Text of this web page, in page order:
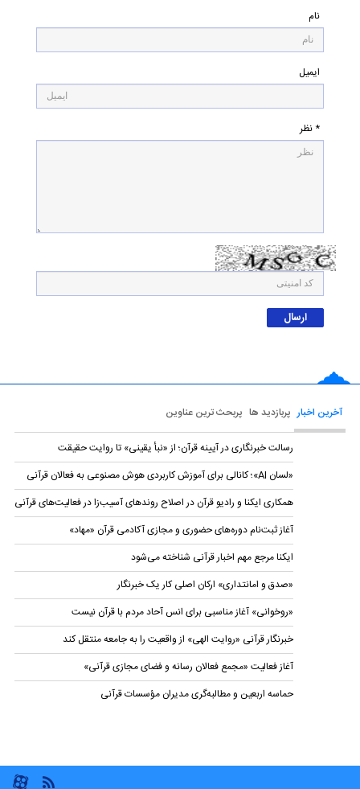
نام
ایمیل
* نظر
آخرین اخبار پربازدید ها پربحث ترین عناوین
رسالت خبرنگاری در آیینه قرآن؛ از «نبأ یقینی» تا روایت حقیقت
«لسان AI»؛ کانالی برای آموزش کاربردی هوش مصنوعی به فعالان قرآنی
همکاری ایکنا و رادیو قرآن در اصلاح روندهای آسیب‌زا در فعالیت‌های قرآنی
آغاز ثبت‌نام دوره‌های حضوری و مجازی آکادمی قرآن «مهاد»
ایکنا مرجع مهم اخبار قرآنی شناخته می‌شود
«صدق و امانتداری» ارکان اصلی کار یک خبرنگار
«روخوانی» آغاز مناسبی برای انس آحاد مردم با قرآن نیست
خبرنگار قرآنی «روایت الهی» از واقعیت را به جامعه منتقل کند
آغاز فعالیت «مجمع فعالان رسانه و فضای مجازی قرآنی»
حماسه اربعین و مطالبه‌گری مدیران مؤسسات قرآنی